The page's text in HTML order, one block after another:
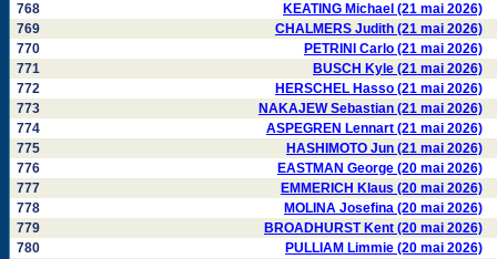
768
KEATING Michael (21 mai 2026)
769
CHALMERS Judith (21 mai 2026)
770
PETRINI Carlo (21 mai 2026)
771
BUSCH Kyle (21 mai 2026)
772
HERSCHEL Hasso (21 mai 2026)
773
NAKAJEW Sebastian (21 mai 2026)
774
ASPEGREN Lennart (21 mai 2026)
775
HASHIMOTO Jun (21 mai 2026)
776
EASTMAN George (20 mai 2026)
777
EMMERICH Klaus (20 mai 2026)
778
MOLINA Josefina (20 mai 2026)
779
BROADHURST Kent (20 mai 2026)
780
PULLIAM Limmie (20 mai 2026)